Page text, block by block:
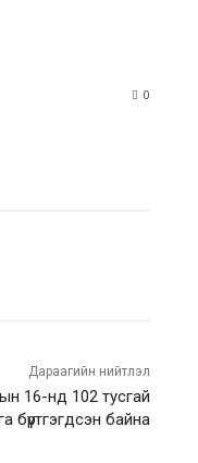
0
Дараагийн нийтлэл
16-нд 102 тусгай
бүртгэгдсэн байна